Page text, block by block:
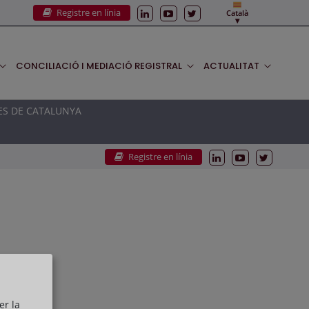
Registre en línia Català
CONCILIACIÓ I MEDIACIÓ REGISTRAL ACTUALITAT
DE CATALUNYA
Registre en línia
la